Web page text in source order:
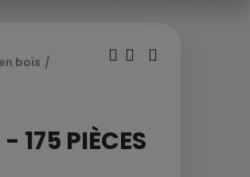
bois
175 PIÈCES